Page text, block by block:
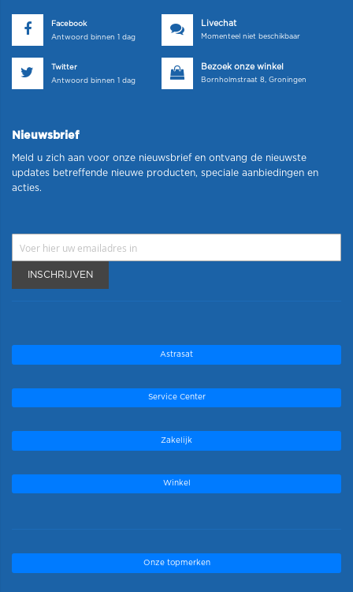
Facebook
Antwoord binnen 1 dag
Livechat
Momenteel niet beschikbaar
Twitter
Antwoord binnen 1 dag
Bezoek onze winkel
Bornholmstraat 8, Groningen
Nieuwsbrief
Meld u zich aan voor onze nieuwsbrief en ontvang de nieuwste
updates betreffende nieuwe producten, speciale aanbiedingen en
acties.
INSCHRIJVEN
Astrasat
Service Center
Zakelijk
Winkel
Onze topmerken